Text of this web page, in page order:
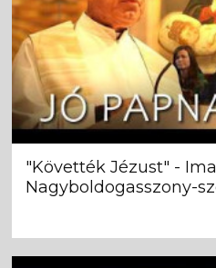
"Követték Jézust" -
Nagyboldogasszony-